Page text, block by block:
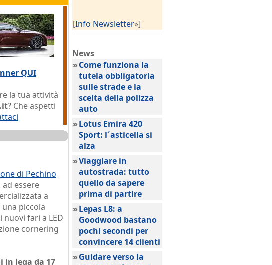
QUI
la tua attività
? Che aspetti
di Pechino
ad essere
a
piccola
fari a LED
cornering
in lega da 17
[Info Newsletter»]
News
»Come funziona la
tutela obbligatoria
sulle strade e la
scelta della polizza
auto
»Lotus Emira 420
Sport: l´asticella si
alza
»Viaggiare in
autostrada: tutto
quello da sapere
prima di partire
»Lepas L8: a
Goodwood bastano
pochi secondi per
convincere 14 clienti
»Guidare verso la